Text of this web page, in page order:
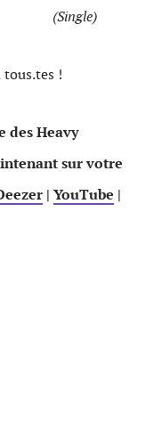
(Single)
!
des Heavy
sur votre
| YouTube |